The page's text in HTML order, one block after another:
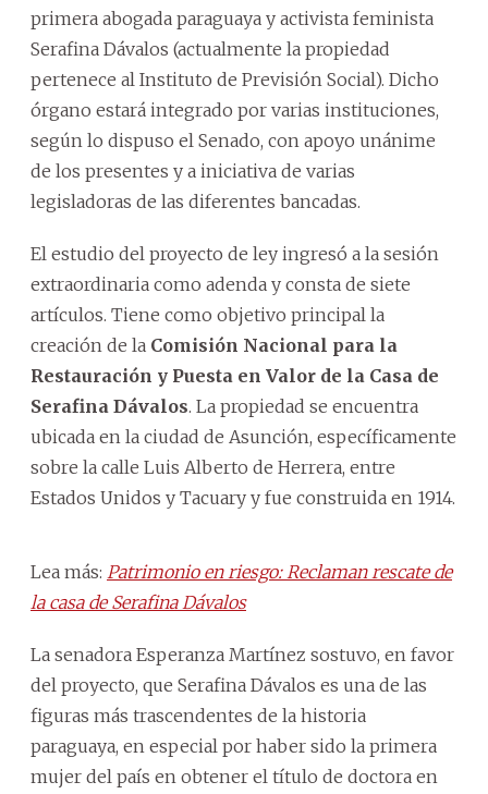
primera abogada paraguaya y activista feminista
Serafina Dávalos (actualmente la propiedad
pertenece al Instituto de Previsión Social). Dicho
órgano estará integrado por varias instituciones,
según lo dispuso el Senado, con apoyo unánime
de los presentes y a iniciativa de varias
legisladoras de las diferentes bancadas.
El estudio del proyecto de ley ingresó a la sesión
extraordinaria como adenda y consta de siete
artículos. Tiene como objetivo principal la
creación de la Comisión Nacional para la
Restauración y Puesta en Valor de la Casa de
Serafina Dávalos. La propiedad se encuentra
ubicada en la ciudad de Asunción, específicamente
sobre la calle Luis Alberto de Herrera, entre
Estados Unidos y Tacuary y fue construida en 1914.
Lea más: Patrimonio en riesgo: Reclaman rescate de
la casa de Serafina Dávalos
La senadora Esperanza Martínez sostuvo, en favor
del proyecto, que Serafina Dávalos es una de las
figuras más trascendentes de la historia
paraguaya, en especial por haber sido la primera
mujer del país en obtener el título de doctora en